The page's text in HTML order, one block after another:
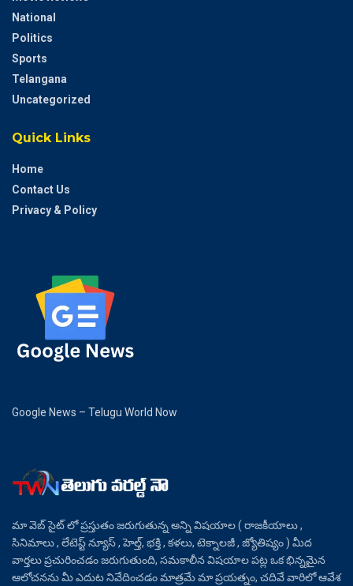
National
Politics
Sports
Telangana
Uncategorized
Quick Links
Home
Contact Us
Privacy & Policy
Google News – Telugu World Now
మా వెబ్ సైట్ లో ప్రస్తుతం జరుగుతున్న అన్ని విషయాల ( రాజకీయాలు ,
సినిమాలు , లేటెస్ట్ న్యూస్ , హెల్త్, భక్తి , కళలు, టెక్నాలజీ , జ్యోతిష్యం ) మీద
వార్తలు ప్రచురించడం జరుగుతుంది, సమకాలీన విషయాల పట్ల ఒక భిన్నమైన
ఆలోచనను మీ ఎదుట నివేదించడం మాత్రమే మా ప్రయత్నం, చదివే వారిలో ఆవేశ